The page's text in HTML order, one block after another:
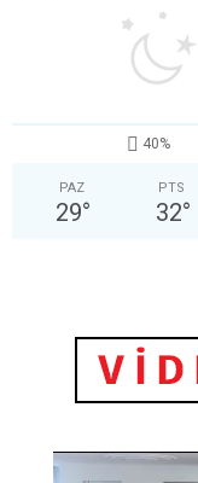
40%
PAZ
29°
PTS
32°